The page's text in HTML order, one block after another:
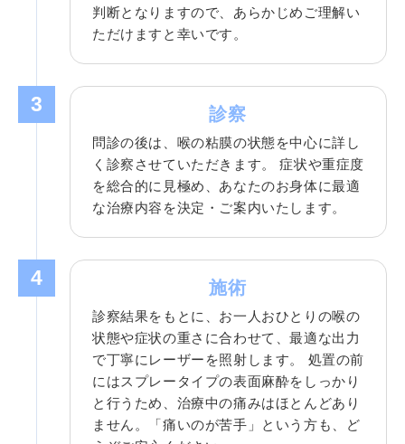
判断となりますので、あらかじめご理解い
ただけますと幸いです。
3 診察
問診の後は、喉の粘膜の状態を中心に詳し
く診察させていただきます。 症状や重症度
を総合的に見極め、あなたのお身体に最適
な治療内容を決定・ご案内いたします。
4 施術
診察結果をもとに、お一人おひとりの喉の
状態や症状の重さに合わせて、最適な出力
で丁寧にレーザーを照射します。 処置の前
にはスプレータイプの表面麻酔をしっかり
と行うため、治療中の痛みはほとんどあり
ません。「痛いのが苦手」という方も、ど